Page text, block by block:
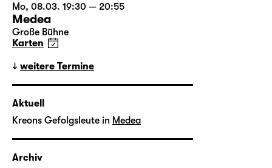
Mo, 08.03. 19:30 — 20:55
Medea
Große Bühne
Karten
weitere Termine
Aktuell
Kreons Gefolgsleute in Medea
Archiv